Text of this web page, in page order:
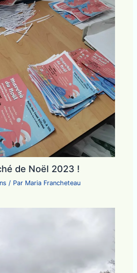
de Noël 2023 !
/ Par Maria Francheteau